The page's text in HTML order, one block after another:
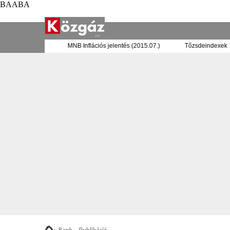
BAABA
bankrendszer MNB Inflációs jelentés (2015.07.)